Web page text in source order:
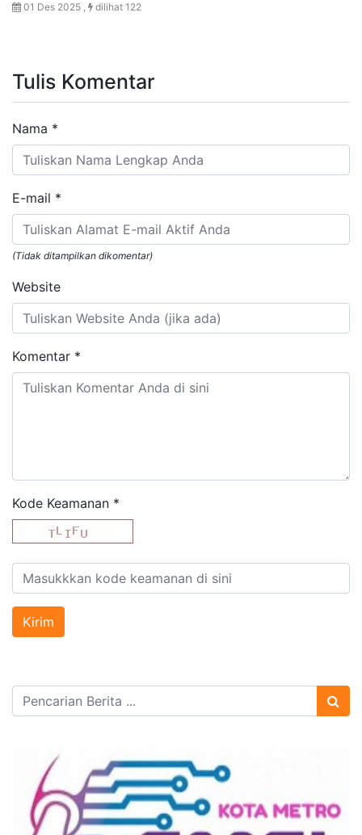
01 Des 2025 , dilihat 122
Tulis Komentar
Nama *
E-mail *
(Tidak ditampilkan dikomentar)
Website
Komentar *
Kode Keamanan *